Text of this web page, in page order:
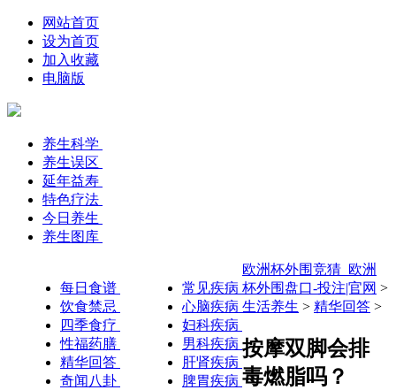
网站首页
设为首页
加入收藏
电脑版
养生科学
养生误区
延年益寿
特色疗法
今日养生
养生图库
每日食谱
饮食禁忌
四季食疗
性福药膳
精华回答
奇闻八卦
常见疾病
心脑疾病
妇科疾病
男科疾病
肝肾疾病
脾胃疾病
欧洲杯外围竞猜_欧洲
杯外围盘口-投注|官网 >
生活养生 > 精华回答 >
按摩双脚会排
毒燃脂吗？